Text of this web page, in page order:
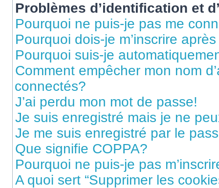
Problèmes d’identification et
Pourquoi ne puis-je pas me
Pourquoi dois-je m’inscrire
Pourquoi suis-je
Comment empêcher mon nom
connectés?
J’ai perdu mon mot de passe!
Je suis enregistré mais je ne
Je me suis enregistré par le
Que signifie COPPA?
Pourquoi ne puis-je pas
A quoi sert “Supprimer les